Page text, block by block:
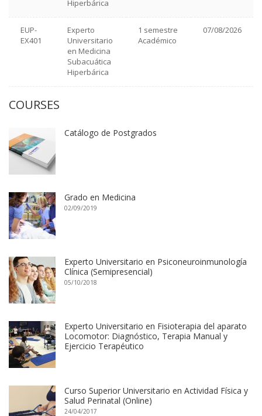
Hiperbárica
EUP-
EX401
Experto
Universitario
en Medicina
Subacuática
Hiperbárica
1 semestre
Académico
07/08/2026
COURSES
Catálogo de Postgrados
Grado en Medicina
02/09/2019
Experto Universitario en Psiconeuroinmunología
Clínica (Semipresencial)
05/10/2018
Experto Universitario en Fisioterapia del aparato
Locomotor: Diagnóstico, Terapia Manual y
Ejercicio Terapéutico
Curso Superior Universitario en Actividad Física y
Salud Perinatal (Online)
24/04/2017